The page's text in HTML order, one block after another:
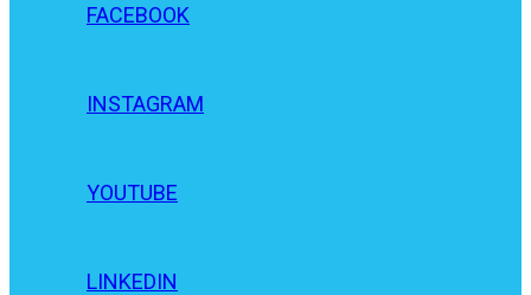
FACEBOOK
INSTAGRAM
YOUTUBE
LINKEDIN